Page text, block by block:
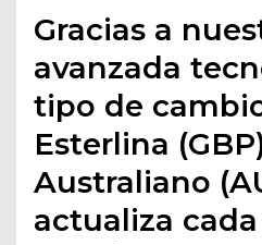
Gracias a
avanzada
tipo de
Esterlina
Australiano
actualiza